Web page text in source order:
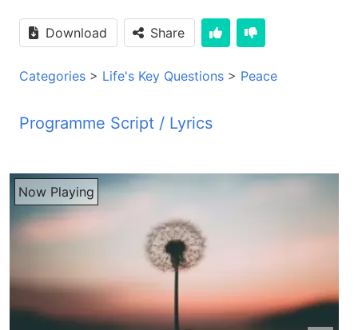
Download Share
Categories > Life's Key Questions > Peace
Programme Script / Lyrics
PYM JBZ سلام شنونده های عزیز برنامه با شما خوشحال استم که باز هم از طریق برنامه آزر در خدمت شما شنونده های گرامی قرار داریم آرزو میکنم که تمام شما شنونده های گرامی با خانواده تون لحظات بهتره را در قبال داشته باشین خوب دوست های گرامی تبرک شما از روحی برنامه آگاهی دارین ما در این برنامه اکثرا از جوا جان دعوت میکنیم که به استدیو بین و صحبتهایی را که امراه دوست های شنونده ای ما از طریق تلفون می داشت باشن وایا از طریق ایمیل امرای دوست های ما بر تماس می باشن از اونا دعوت میکنیم که امو جوا بای را که بر از دوست های ما گفتن میخوایم که امو جوا با استدیو بر ما شما هم دمیان بگذارن بنان به این حساس باز هم جوا جان با استدیو داریم جوا جان باز هم برنامه با شما خوش آمدین تشکر کنم شاید جان زنده باشین خوب جوا جان میشه که شما برما بگویید دفته ای که سپری شد اتمن دوست های شنونده ای ما هم از طریق تلفون و هم از طریق ایمیل امرای شما بر تماس شدن میشه که بر ما بگوین که به چی تعداد دوست های ما امرای شما بر تماس شدن شاید جان واقعا حدا را شکر به تمام شنونده های ما که امرای ما ارتباط گرفتن عده اوسط میتونم بگوییم که تقریبا 7 نفر روزانه برما زنگ زدن دفته ای که گذشت و حدا را شکر که تمامشان سوالای داشتن و از ما پرسیدن و بعض رنمایه های بود که میخواستن از کلام مقدس تانستیم که به اونا از طریق کلام حداوان رنمایه کنیم بسیار خوب یعنی اگر روزانه 7 نفر اگه ما سبب بکنیم تقریبا در روز 49-50 نفر در یک افتمرای شما بر تماس شدن تقریبا داره واقعا جای شکرگزاری هست بله بله حدا را شکر کن شاید جان خوب حتما دوست های ما سوالا رو مترک کردن بله شاید جان سوالا رو مترک کردن و باز هم شماره تیلفون بر شنونده های زیز ما باید یک دفعه دگام بگویم باید که داخل برنامه شنونده های ما میتونند شماره تیلفون بشنوند بله باز هم دوست های زیز اگر میخواید بر ما تیلفون کنین شما میتونین که به شماره تیلفون 001-541-550-71-31 با ما زنگ بزنین باز هم تکرار میکنم شماره تیلفون ما از 001-541-550-71-31 لطفا بر ما زنگ بزنین و خوشحال میشیم که با شما ما درتبات باشیم و اگر سوال داشته باشین پیشنهاد داشته باشین یا انتقاد داشته باشین بر ما بگوین و خوشحال میشیم که امروی شما باز هم درتبات باشیم بسیار خوب خوب شاید جان یک سوال جالبه که در این هفته دوست های ما از ما پرسیدن و من امرویشان در بارش گبزدم این سوال بود که سبت چیست و آیا آلم سبت وجود داره؟ بله هدف دوست های ما بود که روز سبت کدام روز هست؟ هدف دوست ما یعنی بسیار برای پیروای مسیح یا در مجموع سبت که دو وقت برای یهودی ها بود فقط شاید جان سوالش همی بود که کلن سبت روز سبت کدام روز هست؟ و آیا آلم برای پیروای سیمسی این روز هست که روز سبت داشته باشن پیروای سیمسی؟ میخواست که کلن در باره سبت پرسان کنه؟ بسیار خوب و فکر میکنم شاید داخل چیزی که شاید دوست ما فکر میکده ای بود که آیا ما الکه پیروای سیمسی شده ایم در وطن ما آیا ما چی کنیم؟ آیا کدام روز بنامه روز سبت ما داشته باشیم یا نه؟ فکر میکنم ده این باره گره چی واضحی صحبت نکد فقط معلومات کلی بخاطر سبت روز سبت میخواست بسیار خوب و شاید جان من کلام حدا رو واست کدم و میخوایم که آیا امرای دوست های از ازیز ما این آیا ها را در میان بگذاریم دوست ها از ازیز اگر شما کتاب مقدس در دسترستان دارین لطفا کتاب حروج فصل سی و یک از آیه دوازده تا سیزده را واست کنین امیدو آیا را میخواییم که بخانیم بسیار خوب دوست ها از ازیز ده اینجا نوشته شده حروج فصل سی و یک آیه دوازده ما شروع میکنم که اینجا نوشته شده که خداوند به موسا فرمود ببنی اسرائیل بگو روز سبت را تجلیل کنند زیرا روز مقدس و روز استراحت هست این روز نشانی عبدی بین من و شما و تمام نسله های آینده شما خواهد بود تا بدانید که من شما را به انوان قوم خاصخات برگذیدم و شای جان اگه آیه چاردر هم بخانیم اینجا باز هم تکرار میکنه که شما باید در این روز استراحت کنید زیرا روز مقدس هست و شای جان محتی که ایست از کلام خدا را ما شما میخوانیم به وضعت میبینیم که خداوند بر ازرت موسا میگه که روز سبت یک روز مقدس هست و این روز باید روز استراحت باشه که تمام مردم بتانن استراحت کنند اگر دوست های ازیز بازم کتاب مقدس ها در دستراز دارین لاویان فصل 23 آیه 3 را اگر ما شما بخانیم اینجا میبینیم که نوشته شده شش روز کار کنید اما روز افتام که سبت و یک روز مقدس هست برای استراحت تین شده هست در اون روز نباید کار کرد بلکه برای عبادت جمع شوید روز سبت متعلق به من هست و در هر جویی که باشید باید آن را تجلیل کنید بازم شاهد جان اینجا را وقتی که ما شما میخانیم میبینیم که خداون واضحایی میگه که سبت یعنی روز استراحت که ما شما در این روز باید استراحت کنیم و اینجا اضافه کرده کلام خداون میگه که باید شما استراحت کنین و در این روز کار نکنین و چیزی که اینجا ما میبینیم اینست که میگه بلکه برای عبادت جمع شوید پس دوست های زیز روز سبت روز استراحت است و روز که برای عبادت مردم جمع میشدند این را خداون به حضرت موساد داد که به بنی اسرائیل بگوید این امر خداون بود و مردم واقعا طبق این کلام خداون زندگی میکدند و حالا که ما شما میخانیم در کلام مقدس روز سبت واضحاً ما شما از این آیا میبینیم که روز سبت روز استراحت و روز عبادت است دوست های زیز مردم تمامش گفتم که طبق این امر خداون زندگی میکدند و از این روزی که خداون این امر خدا به قوم بنی اسرائیل داد سالها تیر شد و آستا آستا مردم امطاره که این امر خداون عملی میکردند بعضی چیزهای دگر هم از خود دپالویش اضافه کردند دپالویش اضافه کردند مانای شیست که به حساب امو تفسیر که میکردند که کار نکنین اونا فکر میکردند که کار کردند باید ایچ کار نکنیم ایچ کار حتی مثلا نان خدا یک روز پیش باید بحثه میکردند پیش از روز سبت و روز سبت باید آشپزی نمیکردند و یهودی ها نمیکردند در این روز روز سبت حتی آشپزی هم نمیکردند نمیرفتند که از بیرون مثلا از دکان چیز بخرند مگر متاسفانه بعضی ها استاستا رعبرای مذهبی تمام چیزها را کار حساب کردند نه تنهایی که خداون گفت بود که مثلا شما کار نکنین و تمام چیزا متوجه بودند که چی کار هست و چی کار حساب نمیشه و بنابراین برخواد یک شریعت دیگر جور کردند این مسئله را بسیار کلانتر و وسیعتر ساختند که میبینیم در وقت از ریت ایسای مسیح هم اونجا اینا بسیار متوجه روز سبت بودند و مهمتر از روز سبت کده این برشان بود که دگار ببینند که کی کار میکنه یا کی کار نمیکنه خداون برشان گفت بود شما سرعت کنین مگر مردم متوجه یکی دیگر بودند که باش کی کار میکنه کی کار نمیکنه اگر کسی کار کنه ما اون را در ماکمه ببریم که چرا کار میکنه یا ملامتش کنیم که چرا کار میکنه بجاییزی که خودشان سرعت کنند پکرشان طرف مردم های دیگر بود که بسیاری وقت ها ما شما میبینیم که در وطن ما شمام که وقت مای روزه میاید بجاییزی که مردم روزه بگیرند کلیگی متوجه یکی دیگر هست میبینند که باش کی روزه میخوره یا نمیخوره خودشان بسیاری وقت ها متاسفانه روزه میخورند مگر چشمشان سردگاه هست که اگر دیگر کسی روزه بخوره او را ملامت کنند در موردش گفت بزنند بله بله عیبت کنند و ملامت کنند پس بنان یهودی ها هم امتحان رسم و رواجه جور کده بودند اگر دوست های زیز ما شما کلام هداوان نواز کنیم در انجیل لقا فصل سیزده از آیه ده تا عبده یک قصه نوشته شده بله که بسیار جالب هست انجیل لقا فصل سیزده از آیه ده تا عبده را من میخونم شاید جان اینجا نوشته شده که یک روز سبت ایسا در کنیسیه به تعلیم مجموع بود درانجا زنه بود که روح ناپاک او را مدت 18 سال رنجور کرده بود پشتش حمیده شده بود و نمیتوانست راست بیستد وقت ایسا او را دید و او فرمود ای زن تو از بیماریهاد شفای افتی اینجا میبینیم شاید جان که ایسای مسیه زنه میبینه که 18 سال رنج برده از مریضی و روح ناپاک او را در کنترول خود داشت پس اینجا میبینیم که ایسای مسیه برش عمر میکنه و برش میگه که ای زن تو از بیماریهاد شفای افتی شفا میتش بعد دستهای خود را بر او گذاشت و فورا قامت او راست شد و به شکرگزاری پروردگار پرداخت میبینیم که ای زن خمیده بود و بچاره کمر خود راست کرده نمیتانست 18 سال رنج برده بود و ایسای مسیه سر شانش دست خود را میمونه و شفا میتش و زن شفا پیدا میکنه و یک کسی که شفا پیدا میکنه چی میکنه؟ خدا را سپاس میگه و این زن هم این کار را میکنه و دستی شکر میکنه خدا را راست استاد میشه اما در عوض سرپرست کنیسیه از این که ایسا در روز سبت شفا داده بود دلگیر شد و به جماعت گفت شش روز تین شده است که باید کار کرد در یکی از آن روزها بیایید و شفا بیا بید ندر روز سبت شاید جان اموه چیز را که پیشتر گفتیم که سرپرست کنیسیه اموه رعبر مذعبی بجای از این که خوش شد و ببینه که یک زن شفا یافت و حالا خدا را شکر میکنه بجای از اون متوجه از این بود که چرا این زن آمده در این روز سبت که شفا پیدا کنه و ایسا چرا این کار انجام داد و ایسای مسیح چرا اون را شفا داد مگر ایسا دعای پانزده و میخوانیم که ایسا خداوند در جواب او فرمود ای منافقان آیا کسی در میان شما پیدا میشود که در روز سبت گو یا اولاغ خود را از آخور باز نکند و برای آب دادن بیرون نبرد پس چی عیب دارد اگر این زن که دختر ابراهیم است و 18 سال گرفتار شیطان بود در روز سبت از این بند ها آزاد شود میبینیم که ایسای مسیح واضحایا برش میگه میگه تو فکرت طرف شریعت هست و طرف چیزهاییست که خودت در شریعت اضافه کدی یعنی در مغزت تو متوجه از ایستی که باش در کجا یک خلاف از یک کس سر میزنه که من بروم یک خندش بگیرم تو خوش باش که یک زن شفا پیدا کد و روز سبت به حساب روز کار که گفته خداوند این نیست که یعنی ما به ایچ کس کمک نکنیم به ایچ کس محبت نکنیم و ایسای مسیح واضحه برش میگه اگر گوهت یا به حساب خرد دانخور بسته باشه آیا در روز سبت اون را آو نمیدی نان نمیدی؟ طبیعه است که هم برش نان میده هم برش علف و خوراکه برش میده دقیقا و ایسای مسیح میخواست که یارا متوجهشون بسازه که شما خداوند اگر شما را گفته که روز سبت مقدس بشمارین به این خاطر نیست که شما کمک نکنین یا محبت نکنین به این خاطر است که شما استراعت کنین و در این روز عبادت کنین خداوند خداوند که شما را نجات داره خداوند که شما را دوست داره خداوند که بر شما تمام امکانات را میده در این روز شما را پرستش کنین عبادت کنین و شاید جان اگر جای دیگه از کلام خداوند بخانیم باز ما شما یک مسئله را میبینیم که ایسای مسیح امرای شاگرده هات در انجیل لقا فصل 6 اگر ما شما بریم اینجا میبینیم که ایسای مسیح امرای شاگرده هات از بین کشتزارای گندم تیر میشن و وقت که اونا از بین کشتزارای تیر میشن شاید جان شاگرده های خوش های گندم را میگیرند و در دست خواد قفمالش میکنند و بعد از گندم هایش را میخورند در این روز روز ثبت بود و وقت که میخورند رهبرهای مذهبی دیگه یارا میبینند و راست پشی ایسای مسیح میگه میگه چرا شاگرده های دیگه کار را میکنند در روز ثبت باید کار نکنند بازم شاید جان ما شما میبینیم که اونا بجای از این که خودشان استرات کنند فقط خبرچینی میکنند و دگار را میخواستند که پیدا کنند که کی کدام حلاف کاری میکنند و ایسای مسیح باز یارا که میبینند برشان میگه میگه بابا شما برین استرات کنین برشان از کلام خداوند میگه وقت که ازرت داود امرای یارای خواد میرفتند و گشنه بودند بسیار گشنه شده بودند و در اونجا پیش روی عبادتگاه می آیند و ازرت داود داخل بینشد در عبادتگاه و از نان که تنها بر رعبرای مذهبی اونجا آماده میشد از امو نان میگیره نان که مقدس بود تنها لاویا از اون میخوردند کسایی که در خانه خدا کار میکندند در عبادتگاه کار میکندند تنها این نان بر ازوا بود مگر ازرت داود از اون نان میگیره خودش هم میخوره و بر یارای خدا میته و اینجا باز هیسایی مصیح به یادشان میاره که شما از این گشتن و مردم را پیدا کده از این کارهای دیگه کده که دیگه را مردم از این را نظر بگیرین از اون کده برین نست
Now Playing